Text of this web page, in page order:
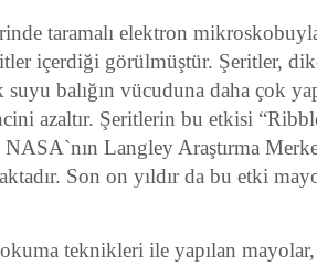
taramalı elektron
içerdiği görülmüştür. Şeritler,
balığın vücuduna daha çok
azaltır. Şeritlerin bu etkisi
Langley Araştırma
Son on yıldır da bu etki
teknikleri ile yapılan